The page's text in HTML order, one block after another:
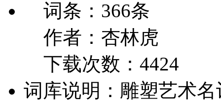
词条： 366条
作者： 杏林虎
下载次数： 4424
词库说明： 雕塑艺术